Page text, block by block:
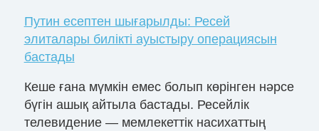
Путин есептен шығарылды: Ресей
элиталары билікті ауыстыру операциясын
бастады
Кеше ғана мүмкін емес болып көрінген нәрсе
бүгін ашық айтыла бастады. Ресейлік
телевидение — мемлекеттік насихаттың